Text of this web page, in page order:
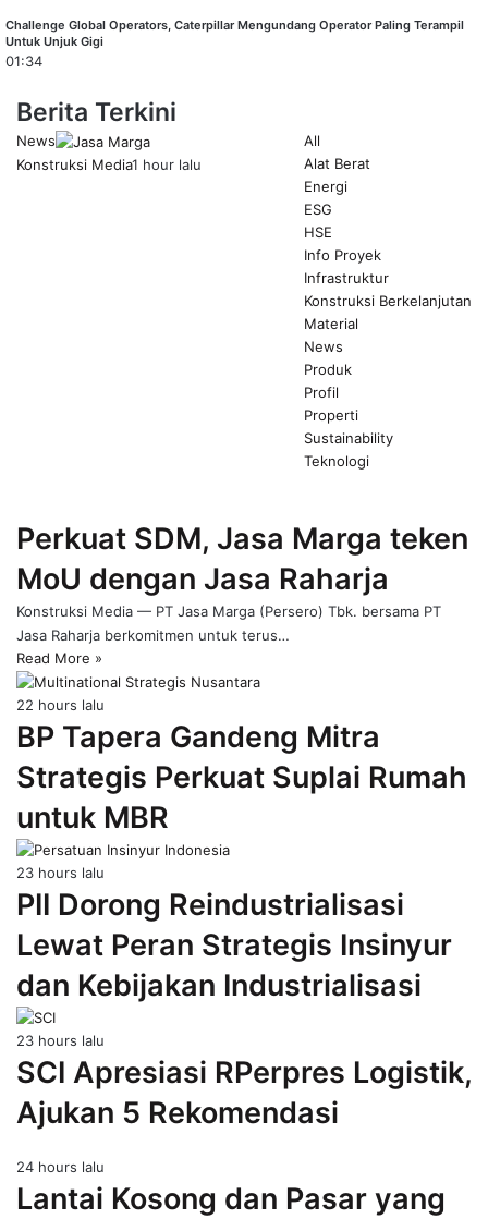
Challenge Global Operators, Caterpillar Mengundang Operator Paling Terampil
Untuk Unjuk Gigi
01:34
Berita Terkini
All
Alat Berat
Energi
ESG
HSE
Info Proyek
Infrastruktur
Konstruksi Berkelanjutan
Material
News
Produk
Profil
Properti
Sustainability
Teknologi
page
News
Konstruksi Media1 hour lalu
Perkuat SDM, Jasa Marga teken
MoU dengan Jasa Raharja
Konstruksi Media — PT Jasa Marga (Persero) Tbk. bersama PT
Jasa Raharja berkomitmen untuk terus…
Read More »
22 hours lalu
BP Tapera Gandeng Mitra
Strategis Perkuat Suplai Rumah
untuk MBR
23 hours lalu
PII Dorong Reindustrialisasi
Lewat Peran Strategis Insinyur
dan Kebijakan Industrialisasi
23 hours lalu
SCI Apresiasi RPerpres Logistik,
Ajukan 5 Rekomendasi
24 hours lalu
Lantai Kosong dan Pasar yang